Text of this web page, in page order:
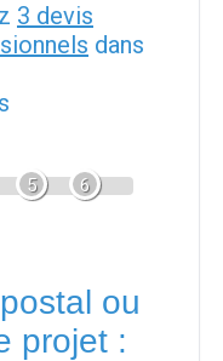
3 devis
dans
5 6
ou
projet :